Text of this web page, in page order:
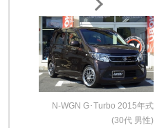
N-WGN G･Turbo 2015年式
(30代 男性)